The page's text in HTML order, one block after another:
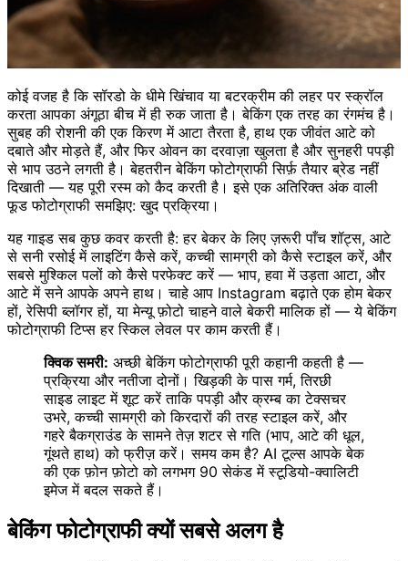
कोई वजह है कि सॉरडो के धीमे खिंचाव या बटरक्रीम की लहर पर स्क्रॉल
करता आपका अंगूठा बीच में ही रुक जाता है। बेकिंग एक तरह का रंगमंच है।
सुबह की रोशनी की एक किरण में आटा तैरता है, हाथ एक जीवंत आटे को
दबाते और मोड़ते हैं, और फिर ओवन का दरवाज़ा खुलता है और सुनहरी पपड़ी
से भाप उठने लगती है। बेहतरीन बेकिंग फोटोग्राफी सिर्फ़ तैयार ब्रेड नहीं
दिखाती — यह पूरी रस्म को कैद करती है। इसे एक अतिरिक्त अंक वाली
फूड फोटोग्राफी समझिए: खुद प्रक्रिया।
यह गाइड सब कुछ कवर करती है: हर बेकर के लिए ज़रूरी पाँच शॉट्स, आटे
से सनी रसोई में लाइटिंग कैसे करें, कच्ची सामग्री को कैसे स्टाइल करें, और
सबसे मुश्किल पलों को कैसे परफेक्ट करें — भाप, हवा में उड़ता आटा, और
आटे में सने आपके अपने हाथ। चाहे आप Instagram बढ़ाते एक होम बेकर
हों, रेसिपी ब्लॉगर हों, या मेन्यू फ़ोटो चाहने वाले बेकरी मालिक हों — ये बेकिंग
फोटोग्राफी टिप्स हर स्किल लेवल पर काम करती हैं।
क्विक समरी: अच्छी बेकिंग फोटोग्राफी पूरी कहानी कहती है —
प्रक्रिया और नतीजा दोनों। खिड़की के पास गर्म, तिरछी
साइड लाइट में शूट करें ताकि पपड़ी और क्रम्ब का टेक्सचर
उभरे, कच्ची सामग्री को किरदारों की तरह स्टाइल करें, और
गहरे बैकग्राउंड के सामने तेज़ शटर से गति (भाप, आटे की धूल,
गूंथते हाथ) को फ्रीज़ करें। समय कम है? AI टूल्स आपके बेक
की एक फ़ोन फ़ोटो को लगभग 90 सेकंड में स्टूडियो-क्वालिटी
इमेज में बदल सकते हैं।
बेकिंग फोटोग्राफी क्यों सबसे अलग है